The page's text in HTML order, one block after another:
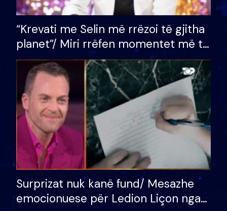
“Krevati me Selin më rrëzoi të gjitha
planet”/ Miri rrëfen momentet më të
bukura në shtëpinë e BB VIP: Do më
mungojë zilja e mëngjesit kur…
Surprizat nuk kanë fund/ Mesazhe
emocionuese për Ledion Liçon nga